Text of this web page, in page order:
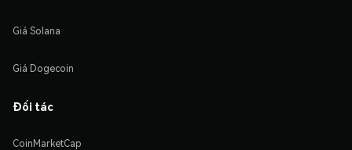
Giá Solana
Giá Dogecoin
Đối tác
CoinMarketCap